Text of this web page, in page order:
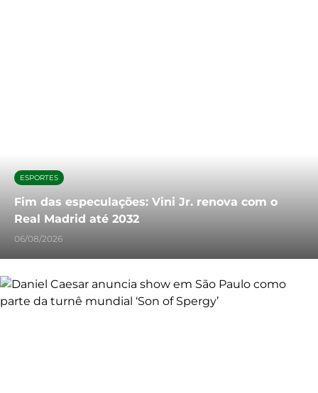
ESPORTES
Fim das especulações: Vini Jr. renova com o
Real Madrid até 2032
06/08/2026